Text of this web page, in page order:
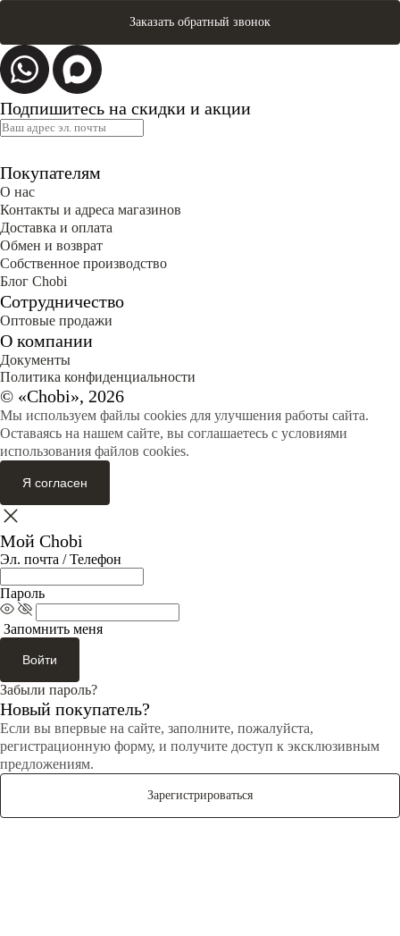
Заказать обратный звонок
Подпишитесь на скидки и акции
Покупателям
О нас
Контакты и адреса магазинов
Доставка и оплата
Обмен и возврат
Собственное производство
Блог Сhobi
Сотрудничество
Оптовые продажи
О компании
Документы
Политика конфиденциальности
© «Chobi», 2026
Мы используем файлы cookies для улучшения работы сайта.
Оставаясь на нашем сайте, вы соглашаетесь с условиями
использования файлов cookies.
Я согласен
Мой Chobi
Эл. почта / Телефон
Пароль
Запомнить меня
Войти
Забыли пароль?
Новый покупатель?
Если вы впервые на сайте, заполните, пожалуйста,
регистрационную форму, и получите доступ к эксклюзивным
предложениям.
Зарегистрироваться